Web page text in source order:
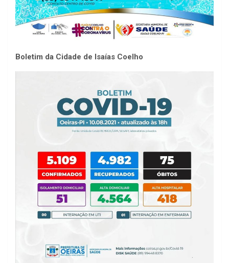
Boletim da Cidade de Isaías Coelho